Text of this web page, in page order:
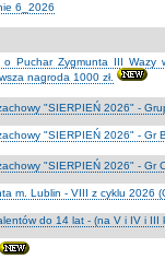
6_2026
Puchar Zygmunta III Wazy
nagroda 1000 zł.
"SIERPIEŃ 2026" -
"SIERPIEŃ 2026" - Gr
"SIERPIEŃ 2026" - Gr
m. Lublin - VIII z cyklu 2026
do 14 lat - (na V i IV i III